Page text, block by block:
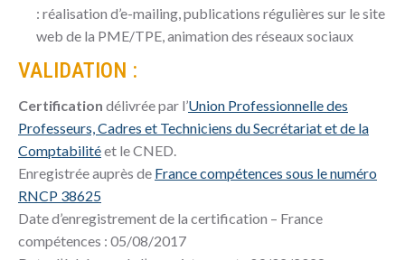
: réalisation d’e-mailing, publications régulières sur le site
web de la PME/TPE, animation des réseaux sociaux
VALIDATION :
Certification délivrée par l’Union Professionnelle des
Professeurs, Cadres et Techniciens du Secrétariat et de la
Comptabilitéet le CNED.
Enregistrée auprès de France compétences sous le numéro
RNCP 38625
Date d’enregistrement de la certification – France
compétences : 05/08/2017